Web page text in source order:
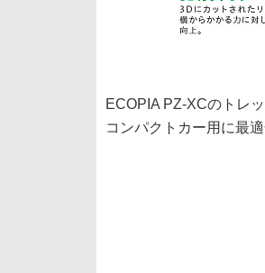
ECOPIA PZ-XCのトレ
コンパクトカー用に最